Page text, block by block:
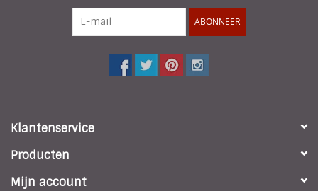
ABONNEER
Klantenservice
Producten
Mijn account